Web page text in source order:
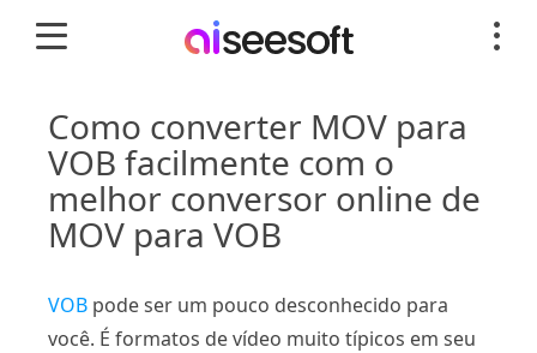
Como converter MOV para
VOB facilmente com o
melhor conversor online de
MOV para VOB
VOB pode ser um pouco desconhecido para
você. É formatos de vídeo muito típicos em seu